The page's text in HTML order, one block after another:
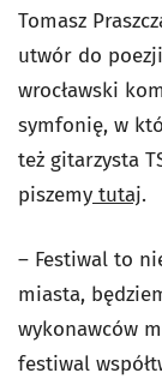
Tomasz
utwór do poezji
wrocławski
symfonię, w
też gitarzysta
piszemy tutaj.
– Festiwal to
miasta,
wykonawców
festiwal